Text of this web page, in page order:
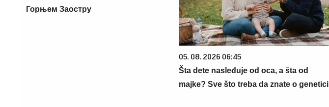
Горњем Заостру
05. 08. 2026 06:45
Šta dete nasleđuje od oca, a šta od
majke? Sve što treba da znate o genetici